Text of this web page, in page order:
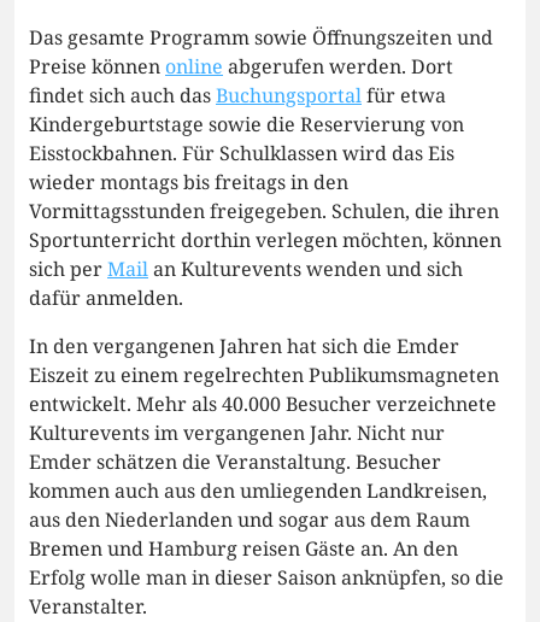
Das gesamte Programm sowie Öffnungszeiten und
Preise können online abgerufen werden. Dort
findet sich auch dasBuchungsportalfür etwa
Kindergeburtstage sowie die Reservierung von
Eisstockbahnen. Für Schulklassen wird das Eis
wieder montags bis freitags in den
Vormittagsstunden freigegeben. Schulen, die ihren
Sportunterricht dorthin verlegen möchten, können
sich perMailan Kulturevents wenden und sich
dafür anmelden.
In den vergangenen Jahren hat sich die Emder
Eiszeit zu einem regelrechten Publikumsmagneten
entwickelt. Mehr als 40.000 Besucher verzeichnete
Kulturevents im vergangenen Jahr. Nicht nur
Emder schätzen die Veranstaltung. Besucher
kommen auch aus den umliegenden Landkreisen,
aus den Niederlanden und sogar aus dem Raum
Bremen und Hamburg reisen Gäste an. An den
Erfolg wolle man in dieser Saison anknüpfen, so die
Veranstalter.